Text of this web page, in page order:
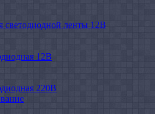
светодиодной ленты 12В
12В
220В